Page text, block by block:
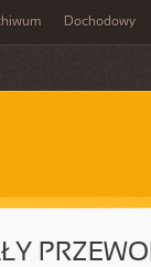
Dochodowy